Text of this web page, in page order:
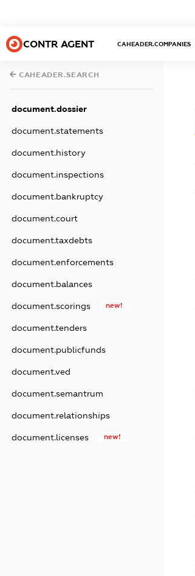
CONTR AGENT CAHEADER.COMPANIES
CAHEADER.SEARCH
document.dossier
document.statements
document.history
document.inspections
document.bankruptcy
document.court
document.taxdebts
document.enforcements
document.balances
document.scorings new!
document.tenders
document.publicfunds
document.ved
document.semantrum
document.relationships
document.licenses new!